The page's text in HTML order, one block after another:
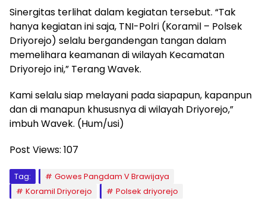
Sinergitas terlihat dalam kegiatan tersebut. “Tak
hanya kegiatan ini saja, TNI-Polri (Koramil – Polsek
Driyorejo) selalu bergandengan tangan dalam
memelihara keamanan di wilayah Kecamatan
Driyorejo ini,” Terang Wavek.
Kami selalu siap melayani pada siapapun, kapanpun
dan di manapun khususnya di wilayah Driyorejo,”
imbuh Wavek. (Hum/usi)
Post Views: 107
Tag:
Gowes Pangdam V Brawijaya
Koramil Driyorejo
Polsek driyorejo